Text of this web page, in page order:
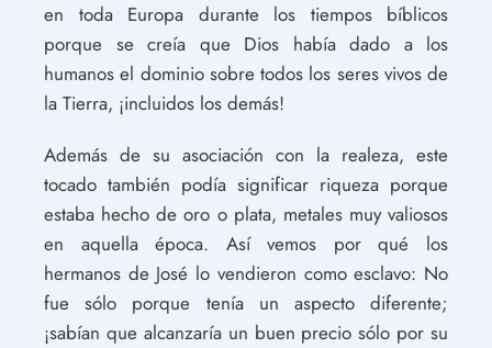
en toda Europa durante los tiempos bíblicos
porque se creía que Dios había dado a los
humanos el dominio sobre todos los seres vivos de
la Tierra, ¡incluidos los demás!
Además de su asociación con la realeza, este
tocado también podía significar riqueza porque
estaba hecho de oro o plata, metales muy valiosos
en aquella época. Así vemos por qué los
hermanos de José lo vendieron como esclavo: No
fue sólo porque tenía un aspecto diferente;
¡sabían que alcanzaría un buen precio sólo por su